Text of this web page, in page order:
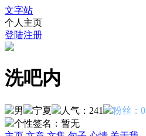
文字站
个人主页
登陆注册
洗吧内
男 宁夏 人气：241
粉丝：0
个性签名： 暂无